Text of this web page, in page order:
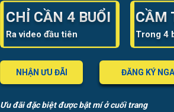
NHẬN ƯU ĐÃI ĐĂNG KÝ
CHỈ CẦN 4 BUỔI
Ra video đầu tiên
Ưu đãi đặc biệt được bật mí ở cuối trang
CẦM
Trong 4